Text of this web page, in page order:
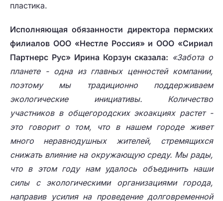
пластика.
Исполняющая обязанности директора пермских
филиалов ООО «Нестле Россия» и ООО «Сириал
Партнерс Рус» Ирина Корзун сказала: «Забота о
планете - одна из главных ценностей компании,
поэтому мы традиционно поддерживаем
экологические инициативы. Количество
участников в общегородских экоакциях растет -
это говорит о том, что в нашем городе живет
много неравнодушных жителей, стремящихся
снижать влияние на окружающую среду. Мы рады,
что в этом году нам удалось объединить наши
силы с экологическими организациями города,
направив усилия на проведение долговременной